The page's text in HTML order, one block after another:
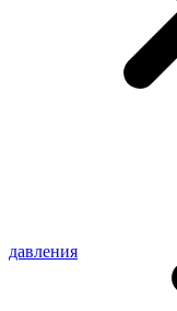
давления